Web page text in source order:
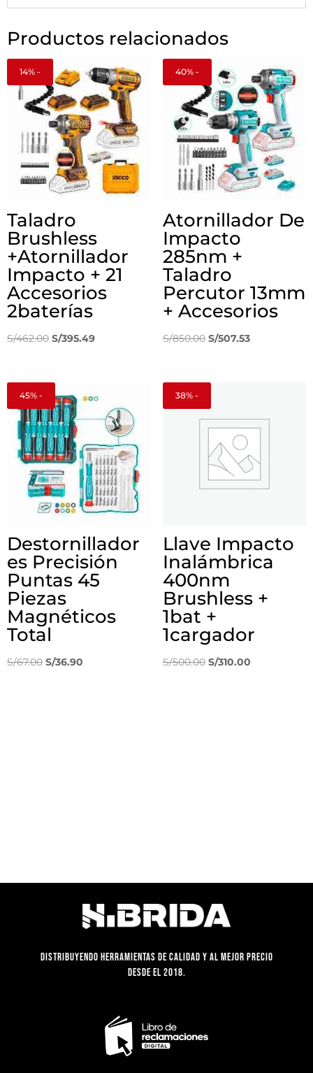
Productos relacionados
14% -
Taladro
Brushless
+Atornillador
Impacto + 21
Accesorios
2baterías
S/462.00 El
era:
S/462.00.
S/395.49El
es:
S/395.49.
40% -
Atornillador De
Impacto
285nm +
Taladro
Percutor 13mm
+ Accesorios
S/850.00 El
S/850.00.
S/507.53El
45% -
Destornillador
es Precisión
Puntas 45
Piezas
Magnéticos
Total
S/67.00 El
S/36.90
38% -
Llave Impacto
Inalámbrica
400nm
Brushless +
1bat +
1cargador
S/500.00 El
S/310.00El
Distribuyendo herramientas de calidad y al mejor precio
desde el 2018.